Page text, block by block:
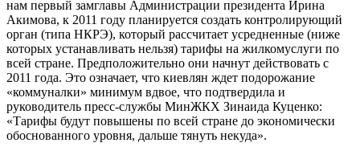
нам первый замглавы Администрации президента Ирина
Акимова, к 2011 году планируется создать контролирующий
орган (типа НКРЭ), который рассчитает усредненные (ниже
которых устанавливать нельзя) тарифы на жилкомуслуги по
всей стране. Предположительно они начнут действовать с
2011 года. Это означает, что киевлян ждет подорожание
«коммуналки» минимум вдвое, что подтвердила и
руководитель пресс-службы МинЖКХ Зинаида Куценко:
«Тарифы будут повышены по всей стране до экономически
обоснованного уровня, дальше тянуть некуда».